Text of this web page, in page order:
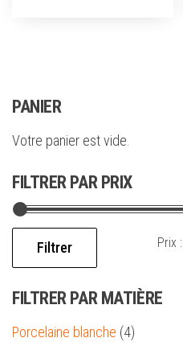
PANIER
Votre panier est vide.
FILTRER PAR PRIX
Filtrer Prix :
FILTRER PAR MATIÈRE
Porcelaine blanche (4)